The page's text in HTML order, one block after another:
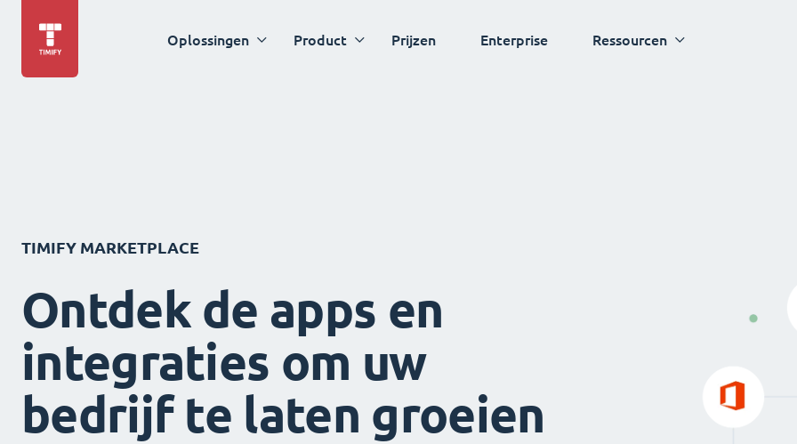
Oplossingen Product Prijzen Enterprise Ressourcen
TIMIFY MARKETPLACE
Ontdek de apps en
integraties om uw
bedrijf te laten groeien